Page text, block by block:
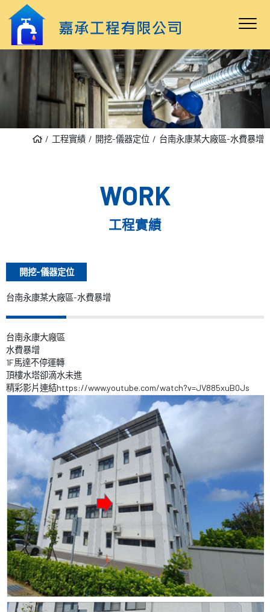
工程實績 開挖-儀器定位 台南永康某大廠區-水費暴增
WORK
工程實績
開挖-儀器定位
台南永康某大廠區-水費暴增
台南永康大廠區
水費暴增
1F馬達不停運轉
頂樓水塔卻滴水未進
精彩影片連結https://www.youtube.com/watch?v=JV885xuB0Js